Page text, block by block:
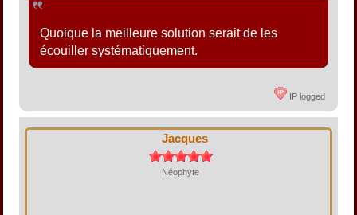
Quoique la meilleure solution serait de les
écouiller systématiquement.
IP logged
Jacques
Néophyte